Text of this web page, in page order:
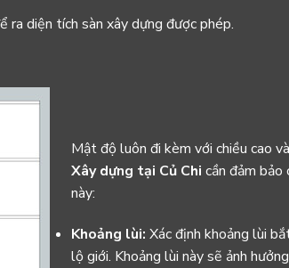
diện tích sàn xây dựng được phép.
Mật độ luôn đi kèm với chiều cao
Xây dựng tại Củ Chi cần đảm bảo
này:
Khoảng lùi: Xác định khoảng lùi
lộ giới. Khoảng lùi này sẽ ảnh